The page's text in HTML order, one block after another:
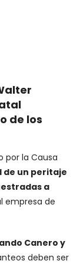
de los
por la Causa
de un peritaje
a
empresa de
Canero y
deben ser